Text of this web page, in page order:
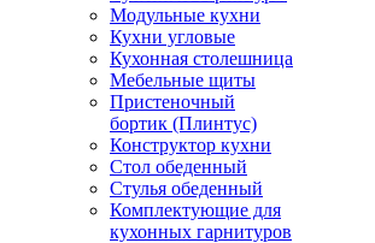
Модульные кухни
Кухни угловые
Кухонная столешница
Мебельные щиты
Пристеночный
бортик (Плинтус)
Конструктор кухни
Стол обеденный
Стулья обеденный
Комплектующие для
кухонных гарнитуров